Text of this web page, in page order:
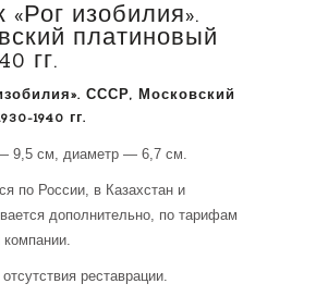
«Рог изобилия».
платиновый
гг.
СССР, Московский
1940 гг.
9,5 см, диаметр — 6,7 см.
по России, в Казахстан и
дополнительно, по тарифам
реставрации.